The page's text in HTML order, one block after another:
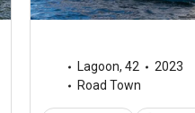
Lagoon, 42
2023
Road Town